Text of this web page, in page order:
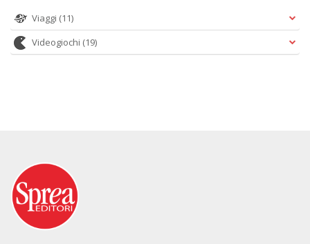
Viaggi (11)
Videogiochi (19)